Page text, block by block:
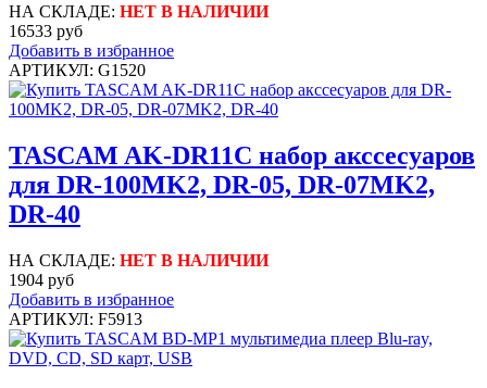
НА СКЛАДЕ: НЕТ В НАЛИЧИИ
16533 руб
Добавить в избранное
АРТИКУЛ: G1520
TASCAM AK-DR11C набор акссесуаров
для DR-100MK2, DR-05, DR-07MK2,
DR-40
НА СКЛАДЕ: НЕТ В НАЛИЧИИ
1904 руб
Добавить в избранное
АРТИКУЛ: F5913